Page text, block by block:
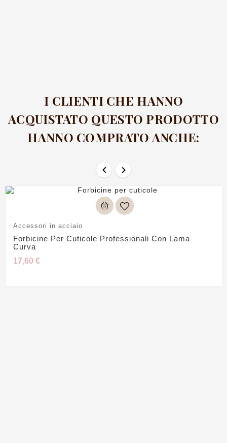
I CLIENTI CHE HANNO
ACQUISTATO QUESTO PRODOTTO
HANNO COMPRATO ANCHE:
 
Accessori in acciaio
Forbicine Per Cuticole Professionali Con Lama
Curva
17,60 €